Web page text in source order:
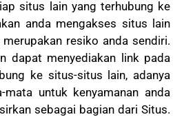
situs lain yang terhubung ke
anda mengakses situs lain
resiko anda sendiri.
dapat menyediakan link pada
ke situs-situs lain, adanya
untuk kenyamanan anda
sebagai bagian dari Situs.